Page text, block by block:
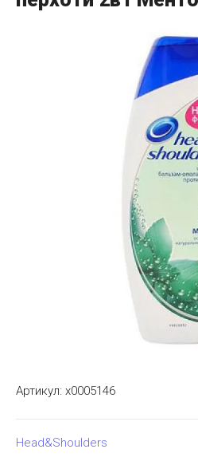
Артикул: х0005146
Head&Shoulders